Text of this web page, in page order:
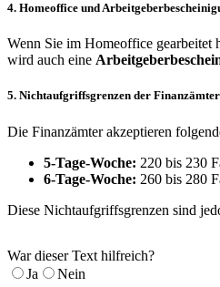
4. Homeoffice und
Wenn Sie im Homeoffice gearbeitet
wird auch eine
5. Nichtaufgriffsgrenzen der Finanzämter
Die Finanzämter akzeptieren
5-Tage-Woche: 220 bis 230
6-Tage-Woche: 260 bis 280
Diese Nichtaufgriffsgrenzen sind
War dieser Text hilfreich?
Ja
Nein